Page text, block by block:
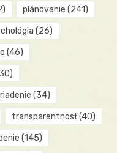
plánovanie (241)
(26)
(46)
(34)
transparentnosť(40)
(145)